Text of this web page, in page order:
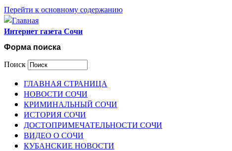
Перейти к основному содержанию
Интернет газета Сочи
Форма поиска
Поиск
ГЛАВНАЯ СТРАНИЦА
НОВОСТИ СОЧИ
КРИМИНАЛЬНЫЙ СОЧИ
ИСТОРИЯ СОЧИ
ДОСТОПРИМЕЧАТЕЛЬНОСТИ СОЧИ
ВИДЕО О СОЧИ
КУБАНСКИЕ НОВОСТИ